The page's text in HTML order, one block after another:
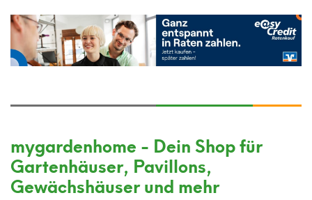
mygardenhome - Dein Shop für
Gartenhäuser, Pavillons,
Gewächshäuser und mehr